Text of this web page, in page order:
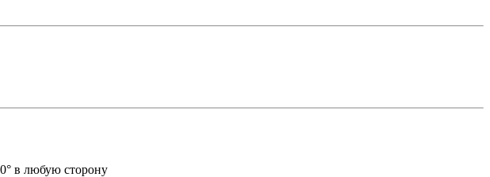
в любую сторону